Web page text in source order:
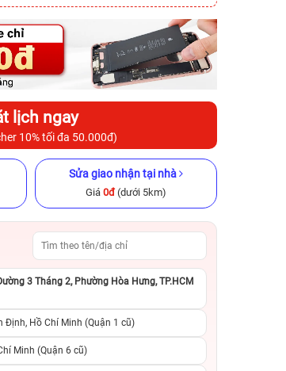
chính hãng
6.090.000đ
10.990.000đ
-4.900.000đ -3.400.000đ
lịch ngay
10% tối đa 50.000đ)
Sửa giao nhận tại nhà
Giá 0đ(dưới 5km)
3 Tháng 2, Phường Hòa Hưng, TP.HCM
Định, Hồ Chí Minh (Quận 1 cũ)
Minh (Quận 6 cũ)